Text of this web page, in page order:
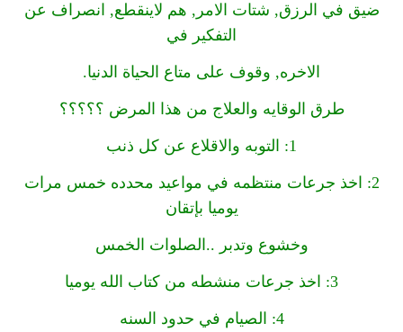
ضيق في الرزق, شتات الامر, هم لاينقطع, انصراف عن
التفكير في
الاخره, وقوف على متاع الحياة الدنيا.
طرق الوقايه والعلاج من هذا المرض ؟؟؟؟؟
1: التوبه والاقلاع عن كل ذنب
2: اخذ جرعات منتظمه في مواعيد محدده خمس مرات
يوميا بإتقان
وخشوع وتدبر ..الصلوات الخمس
3: اخذ جرعات منشطه من كتاب الله يوميا
4: الصيام في حدود السنه